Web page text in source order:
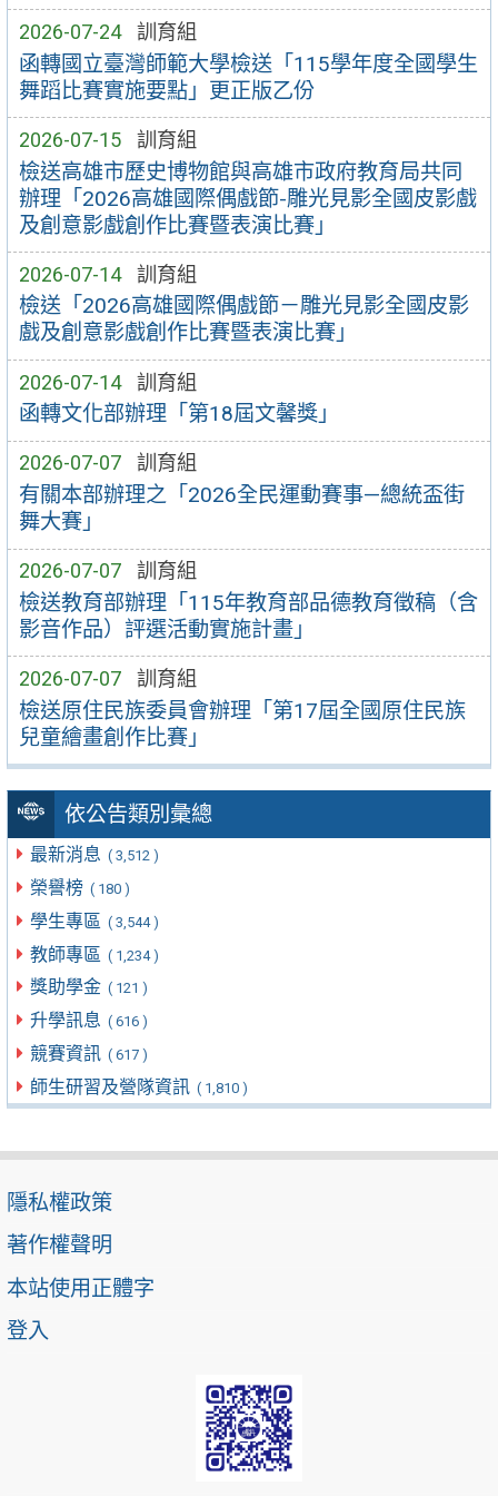
2026-07-24 訓育組
函轉國立臺灣師範大學檢送「115學年度全國學生
舞蹈比賽實施要點」更正版乙份
2026-07-15 訓育組
檢送高雄市歷史博物館與高雄市政府教育局共同
辦理「2026高雄國際偶戲節-雕光見影全國皮影戲
及創意影戲創作比賽暨表演比賽」
2026-07-14 訓育組
檢送「2026高雄國際偶戲節－雕光見影全國皮影
戲及創意影戲創作比賽暨表演比賽」
2026-07-14 訓育組
函轉文化部辦理「第18屆文馨獎」
2026-07-07 訓育組
有關本部辦理之「2026全民運動賽事—總統盃街
舞大賽」
2026-07-07 訓育組
檢送教育部辦理「115年教育部品德教育徵稿（含
影音作品）評選活動實施計畫」
2026-07-07 訓育組
檢送原住民族委員會辦理「第17屆全國原住民族
兒童繪畫創作比賽」
依公告類別彙總
最新消息 ( 3,512 )
榮譽榜 ( 180 )
學生專區 ( 3,544 )
教師專區 ( 1,234 )
獎助學金 ( 121 )
升學訊息 ( 616 )
競賽資訊 ( 617 )
師生研習及營隊資訊 ( 1,810 )
隱私權政策
著作權聲明
本站使用正體字
登入